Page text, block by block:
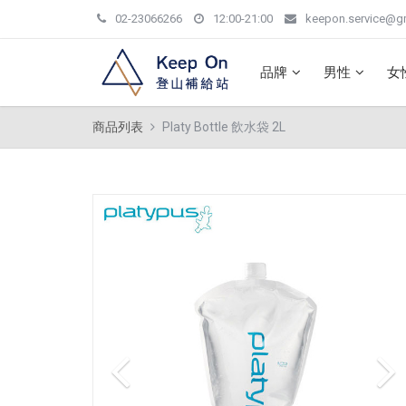
02-23066266 12:00-21:00
品牌 男性 女
商品列表 Platy Bottle 飲水袋 2L